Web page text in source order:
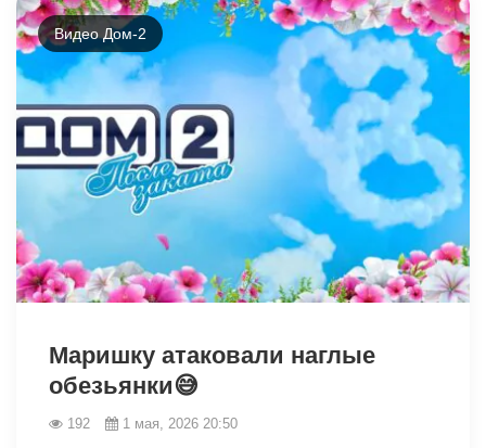
Видео Дом-2
Маришку атаковали наглые
обезьянки😅
192 1 мая, 2026 20:50